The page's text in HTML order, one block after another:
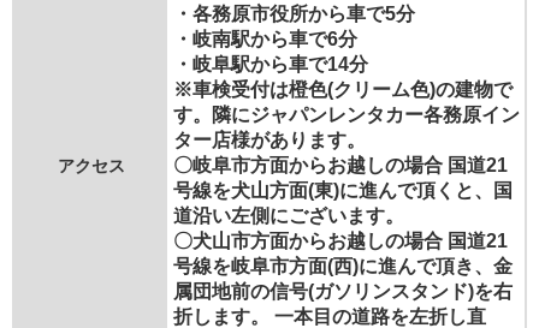
アクセス
・各務原市役所から車で5分
・岐南駅から車で6分
・岐阜駅から車で14分
※車検受付は橙色(クリーム色)の建物で
す。隣にジャパンレンタカー各務原イン
ター店様があります。
〇岐阜市方面からお越しの場合 国道21
号線を犬山方面(東)に進んで頂くと、国
道沿い左側にございます。
〇犬山市方面からお越しの場合 国道21
号線を岐阜市方面(西)に進んで頂き、金
属団地前の信号(ガソリンスタンド)を右
折します。 一本目の道路を左折し直